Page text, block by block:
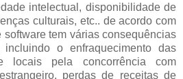
intelectual, disponibilidade de
culturais, etc.. de acordo com
tem várias consequências
incluindo o enfraquecimento das
locais pela concorrência com
perdas de receitas de